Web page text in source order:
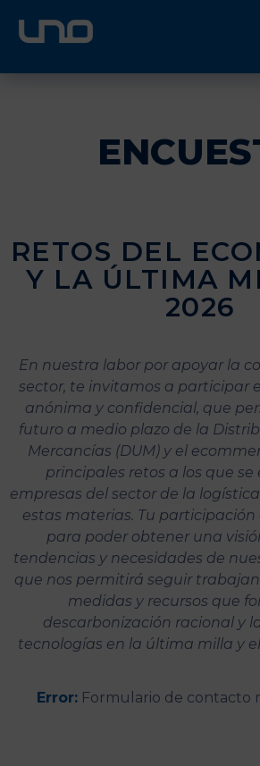
ÚNETE A UNO LOGÍSTICA
RETOS DEL
Y LA ÚLTIMA
2026
En nuestra labor por apoyar la
sector, te invitamos a participar
anónima y confidencial, que
futuro a medio plazo de la
Mercancías (DUM) y el
principales retos a los que se
empresas del sector de la
estas materias. Tu
para poder obtener una
tendencias y necesidades de
que nos permitirá seguir
medidas y recursos que
descarbonización racional y
tecnologías en la última milla y
Error: Formulario de contacto